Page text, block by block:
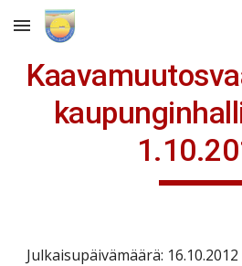
Skip to main content
Julkaisupäivämäärä: 16.10.2012